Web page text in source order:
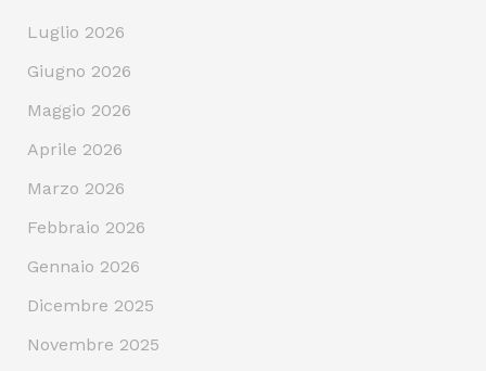
Luglio 2026
Giugno 2026
Maggio 2026
Aprile 2026
Marzo 2026
Febbraio 2026
Gennaio 2026
Dicembre 2025
Novembre 2025